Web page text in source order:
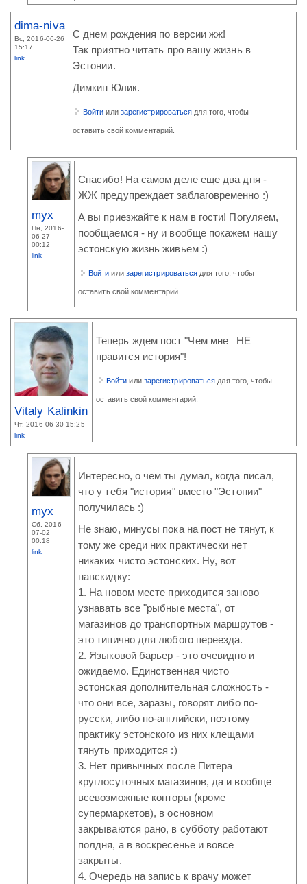
dima-niva
Вс, 2016-06-26
15:17
link
С днем рождения по версии жж!
Так приятно читать про вашу жизнь в
Эстонии.
Димкин Юлик.
Войти или зарегистрироваться для того, чтобы
оставить свой комментарий.
myx
Пн, 2016-
06-27
00:12
link
Спасибо! На самом деле еще два дня -
ЖЖ предупреждает заблаговременно :)
А вы приезжайте к нам в гости! Погуляем,
пообщаемся - ну и вообще покажем нашу
эстонскую жизнь живьем :)
Войти или зарегистрироваться для того, чтобы
оставить свой комментарий.
Vitaly Kalinkin
Чт, 2016-06-30 15:25
link
Теперь ждем пост "Чем мне _НЕ_
нравится история"!
Войти или зарегистрироваться для того, чтобы
оставить свой комментарий.
myx
Сб, 2016-
07-02
00:18
link
Интересно, о чем ты думал, когда писал,
что у тебя "история" вместо "Эстонии"
получилась :)
Не знаю, минусы пока на пост не тянут, к
тому же среди них практически нет
никаких чисто эстонских. Ну, вот
навскидку:
1. На новом месте приходится заново
узнавать все "рыбные места", от
магазинов до транспортных маршрутов -
это типично для любого переезда.
2. Языковой барьер - это очевидно и
ожидаемо. Единственная чисто
эстонская дополнительная сложность -
что они все, заразы, говорят либо по-
русски, либо по-английски, поэтому
практику эстонского из них клещами
тянуть приходится :)
3. Нет привычных после Питера
круглосуточных магазинов, да и вообще
всевозможные конторы (кроме
супермаркетов), в основном
закрываются рано, в субботу работают
полдня, а в воскресенье и вовсе
закрыты.
4. Очередь на запись к врачу может